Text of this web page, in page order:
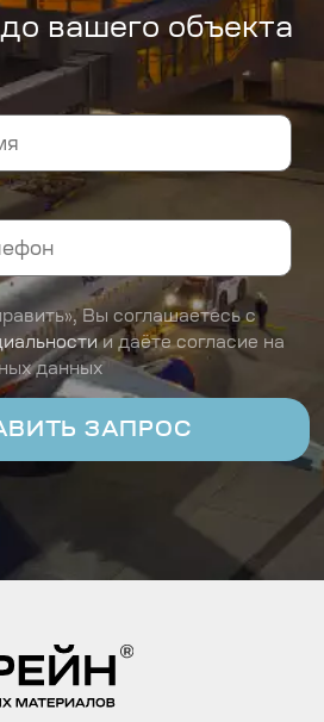
вашего объекта
Вы соглашаетесь с
и даёте согласие на
данных